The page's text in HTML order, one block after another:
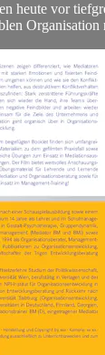
heute vor
Organisation